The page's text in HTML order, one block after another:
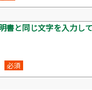
と同じ文字を入力して
必須